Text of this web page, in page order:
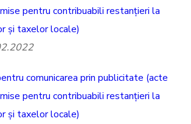
pentru contribuabili restanțieri la
și taxelor locale)
comunicarea prin publicitate (acte
pentru contribuabili restanțieri la
și taxelor locale)